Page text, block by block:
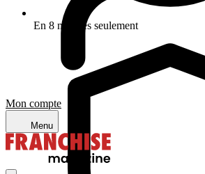
Mon compte
Menu
En 8 minutes seulement